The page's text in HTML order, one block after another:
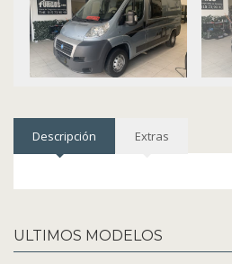
Descripción Extras
ULTIMOS MODELOS